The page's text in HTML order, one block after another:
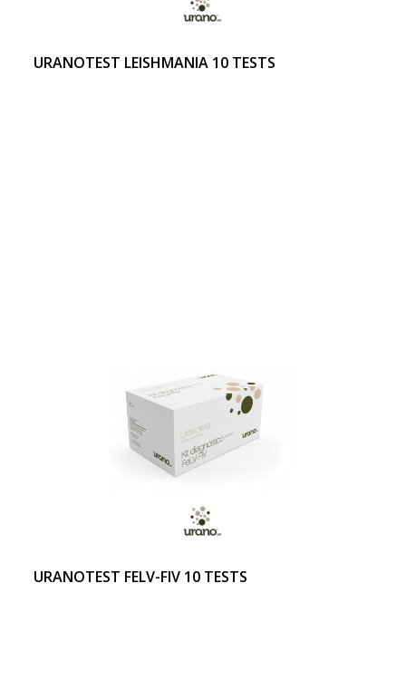
URANOTEST LEISHMANIA 10 TESTS
URANOTEST FELV-FIV 10 TESTS